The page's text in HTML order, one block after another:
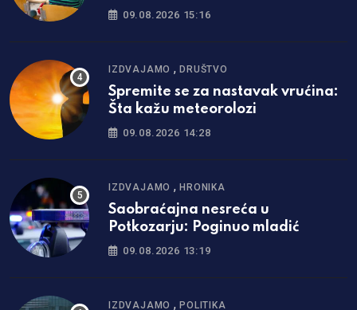
učenika
09.08.2026 15:16
IZDVAJAMO ,DRUŠTVO
Spremite se za nastavak vrućina:
Šta kažu meteorolozi
09.08.2026 14:28
IZDVAJAMO ,HRONIKA
Saobraćajna nesreća u
Potkozarju: Poginuo mladić
09.08.2026 13:19
IZDVAJAMO ,POLITIKA